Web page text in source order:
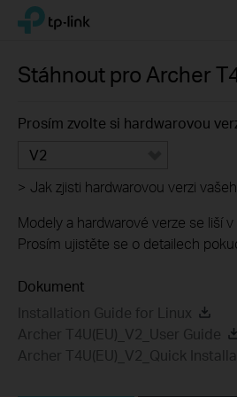
Click
navigation
TP-Link, Reliably Smart
Stáhnout pro Archer
Prosím zvolte si hardwarovou
V2
> Jak zjisti hardwarovou verzi
Modely a hardwarové verze se liší v
Prosím ujistěte se o detailech
Dokument
Installation Guide for Linux
Archer T4U(EU)_V2_User Guide
Archer T4U(EU)_V2_Quick